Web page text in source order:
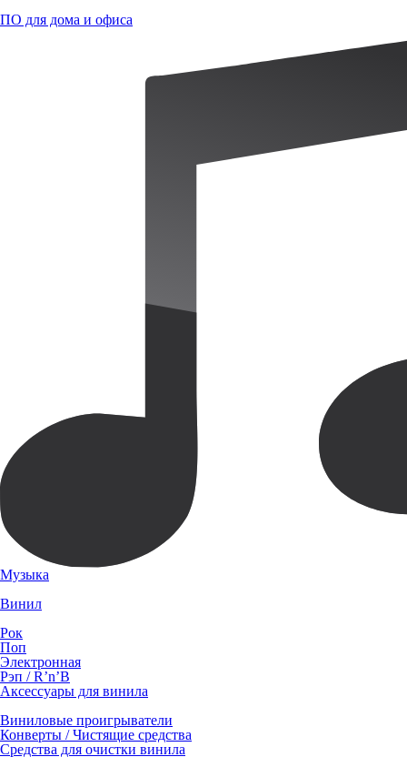
ПО для дома и офиса
Музыка
Винил
Рок
Поп
Электронная
Рэп / R’n’B
Аксессуары для винила
Виниловые проигрыватели
Конверты / Чистящие средства
Средства для очистки винила